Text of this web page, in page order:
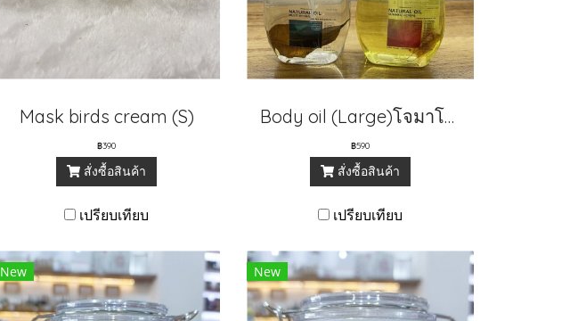
Mask birds cream (S)
฿390
สั่งซื้อสินค้า
เปรียบเทียบ
Body oil (Large)โจมาโรน/เฮอรเบิล
฿590
สั่งซื้อสินค้า
เปรียบเทียบ
New New